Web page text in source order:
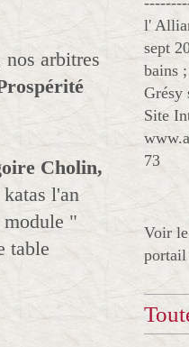
nos arbitres
Cholin,
l'an
"
table
l'
sept
bains
Grésy
Site
73
Voir